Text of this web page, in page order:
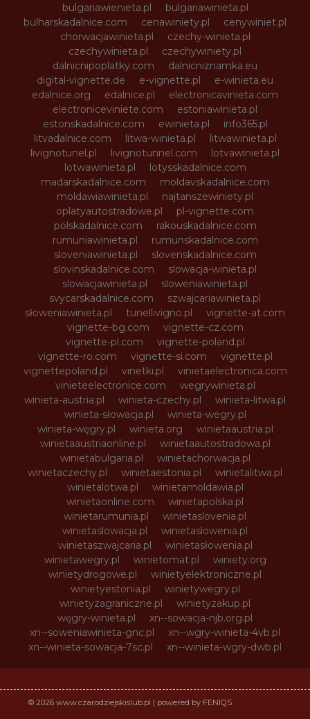
bulgariawienieta.pl
bulgariawinieta.pl
bulharskadalnice.com
cenawiniety.pl
cenywiniet.pl
chorwacjawinieta.pl
czechy-winieta.pl
czechywinieta.pl
czechywiniety.pl
dalnicnipoplatky.com
dalnicniznamka.eu
digital-vignette.de
e-vignette.pl
e-winieta.eu
edalnice.org
edalnice.pl
electronicavinieta.com
electroniceviniete.com
estoniawinieta.pl
estonskadalnice.com
ewinieta.pl
info365.pl
litvadalnice.com
litwa-winieta.pl
litwawinieta.pl
livignotunel.pl
livignotunnel.com
lotvawinieta.pl
lotwawinieta.pl
lotysskadalnice.com
madarskadalnice.com
moldavskadalnice.com
moldawiawinieta.pl
najtanszewiniety.pl
oplatyautostradowe.pl
pl-vignette.com
polskadalnice.com
rakouskadalnice.com
rumuniawinieta.pl
rumunskadalnice.com
sloveniawinieta.pl
slovenskadalnice.com
slovinskadalnice.com
slowacja-winieta.pl
slowacjawinieta.pl
sloweniawinieta.pl
svycarskadalnice.com
szwajcariawinieta.pl
słoweniawinieta.pl
tunellivigno.pl
vignette-at.com
vignette-bg.com
vignette-cz.com
vignette-pl.com
vignette-poland.pl
vignette-ro.com
vignette-si.com
vignette.pl
vignettepoland.pl
vinetki.pl
vinietaelectronica.com
vinieteelectronice.com
wegrywinieta.pl
winieta-austria.pl
winieta-czechy.pl
winieta-litwa.pl
winieta-słowacja.pl
winieta-wegry.pl
winieta-węgry.pl
winieta.org
winietaaustria.pl
winietaaustriaonline.pl
winietaautostradowa.pl
winietabulgaria.pl
winietachorwacja.pl
winietaczechy.pl
winietaestonia.pl
winietalitwa.pl
winietalotwa.pl
winietamoldawia.pl
winietaonline.com
winietapolska.pl
winietarumunia.pl
winietaslovenia.pl
winietaslowacja.pl
winietaslowenia.pl
winietaszwajcaria.pl
winietasłowenia.pl
winietawegry.pl
winietomat.pl
winiety.org
winietydrogowe.pl
winietyelektroniczne.pl
winietyestonia.pl
winietywegry.pl
winietyzagraniczne.pl
winietyzakup.pl
węgry-winieta.pl
xn--sowacja-njb.org.pl
xn--soweniawinieta-gnc.pl
xn--wgry-winieta-4vb.pl
xn--winieta-sowacja-7sc.pl
xn--winieta-wgry-dwb.pl
© 2026 www.czarodziejskislub.pl | powered by FENIQS